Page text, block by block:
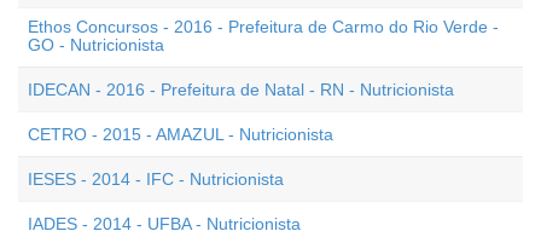
Ethos Concursos - 2016 - Prefeitura de Carmo do Rio Verde -
GO - Nutricionista
IDECAN - 2016 - Prefeitura de Natal - RN - Nutricionista
CETRO - 2015 - AMAZUL - Nutricionista
IESES - 2014 - IFC - Nutricionista
IADES - 2014 - UFBA - Nutricionista